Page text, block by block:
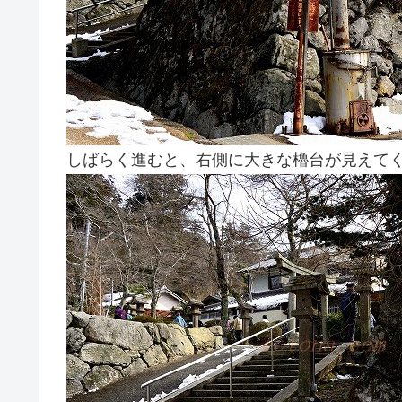
しばらく進むと、右側に大きな櫓台が見えて